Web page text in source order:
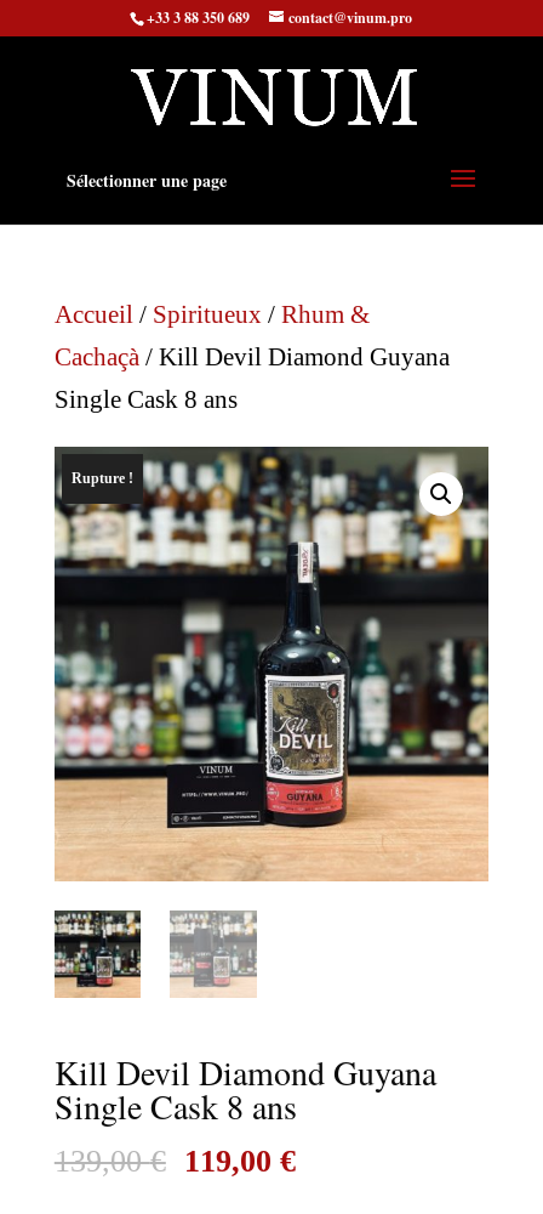
+33 3 88 350 689 contact@vinum.pro
Sélectionner une page
Accueil/ Spiritueux/ Rhum &
Cachaçà/ Kill Devil Diamond Guyana
Single Cask 8 ans
Rupture !
Kill Devil Diamond Guyana
Single Cask 8 ans
139,00€ Le
119,00 €Le